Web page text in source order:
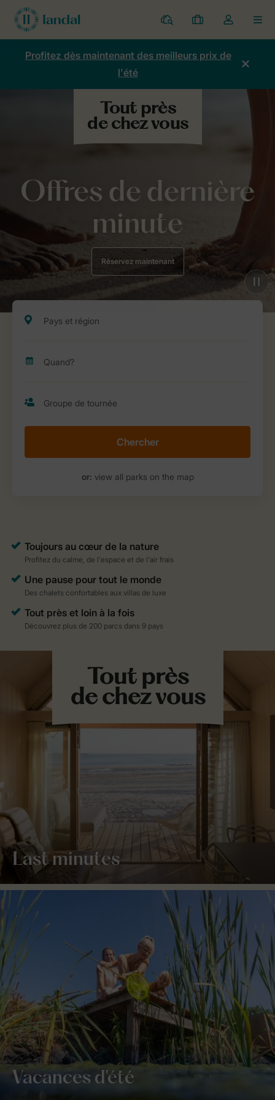
Parcs
Mes
réservations
Toggle
the
my
account
Profitez dès maintenant des meilleurs prix de
l'été
Offres de dernière
minute
Réservez maintenant
Chercher
or: view all parks on the map
Last minutes
Vacances d'été